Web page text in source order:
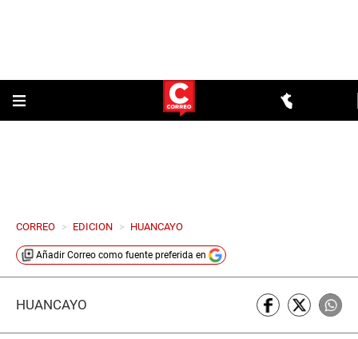
CORREO > EDICION > HUANCAYO
Añadir Correo como fuente preferida en
HUANCAYO